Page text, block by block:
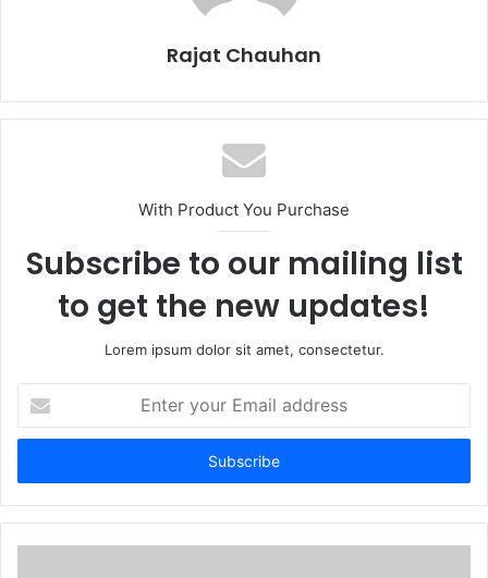
Rajat Chauhan
With Product You Purchase
Subscribe to our mailing list
to get the new updates!
Lorem ipsum dolor sit amet, consectetur.
your
Email